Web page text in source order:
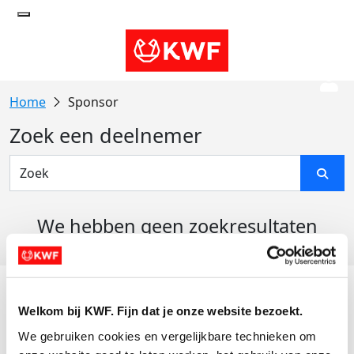
Welkom bij KWF. Fijn dat je onze website bezoekt.
We gebruiken cookies en vergelijkbare technieken om
Sponsor
Zoek een deelnemer
We hebben geen zoekresultaten
Actiematerialen
Evenementen